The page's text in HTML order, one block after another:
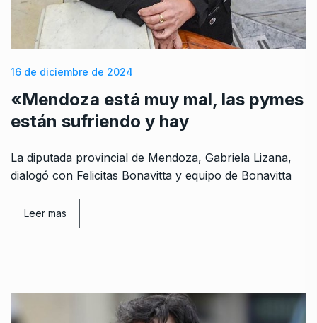
16 de diciembre de 2024
«Mendoza está muy mal, las pymes
están sufriendo y hay
La diputada provincial de Mendoza, Gabriela Lizana,
dialogó con Felicitas Bonavitta y equipo de Bonavitta
Leer mas